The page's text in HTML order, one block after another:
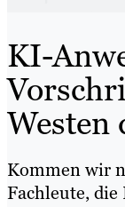
KI-
Kommen wir
Fachleute,